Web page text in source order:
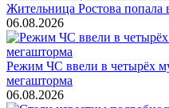
Жительница Ростова попала
06.08.2026
Режим ЧС ввели в четырёх
мегашторма
06.08.2026